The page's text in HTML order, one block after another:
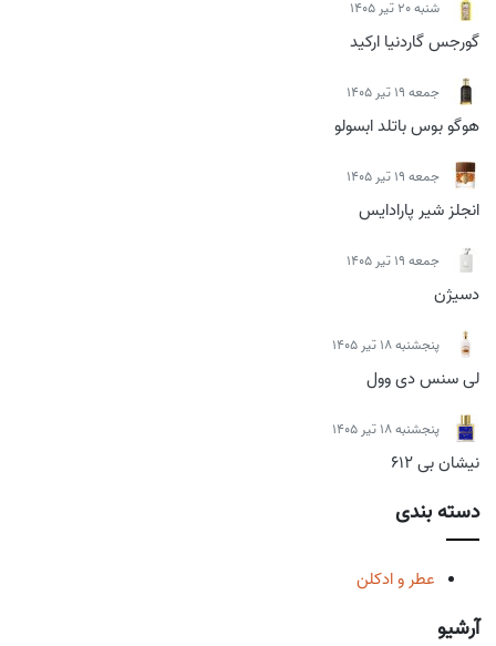
شنبه 20 تیر 1405
گورجس گاردنیا ارکید
جمعه 19 تیر 1405
هوگو بوس باتلد ابسولو
جمعه 19 تیر 1405
انجلز شیر پارادایس
جمعه 19 تیر 1405
دسیژن
پنجشنبه 18 تیر 1405
لی سنس دی وول
پنجشنبه 18 تیر 1405
نیشان بی 612
دسته بندی
عطر و ادکلن
آرشیو